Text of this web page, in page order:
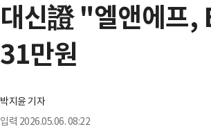
대신證 "엘앤에프,
31만원
박지윤 기자
입력 2026.05.06. 08:22